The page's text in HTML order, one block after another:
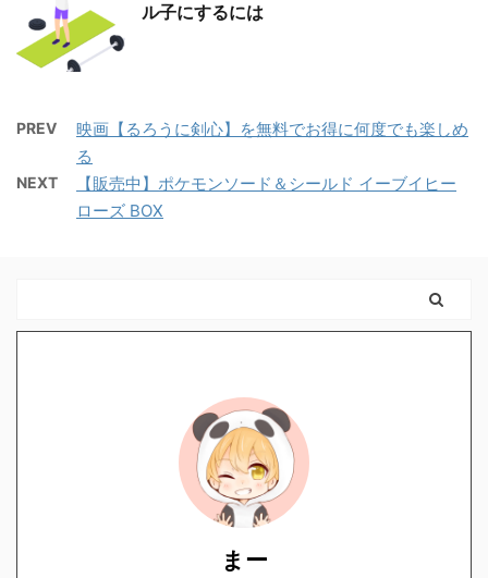
ル子にするには
PREV
映画【るろうに剣心】を無料でお得に何度でも楽しめ
る
NEXT
【販売中】ポケモンソード＆シールド イーブイヒー
ローズ BOX
まー